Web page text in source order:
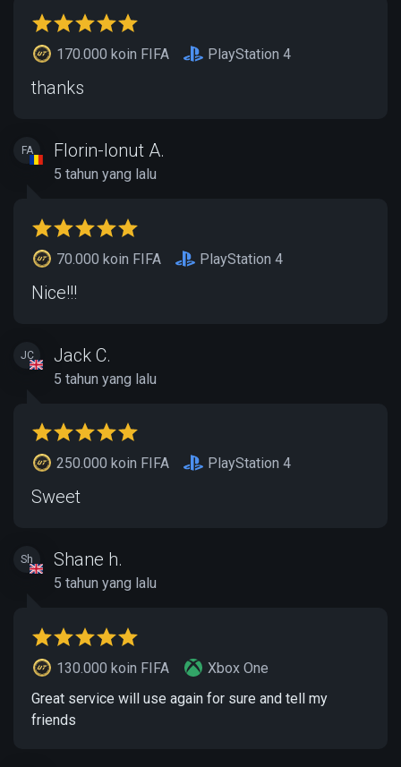
170.000 koin FIFA PlayStation 4
thanks
FA Florin-Ionut A.
5 tahun yang lalu
70.000 koin FIFA PlayStation 4
Nice!!!
JC Jack C.
5 tahun yang lalu
250.000 koin FIFA PlayStation 4
Sweet
Sh Shane h.
5 tahun yang lalu
130.000 koin FIFA
Xbox One
Great service will use again for sure and tell my
friends